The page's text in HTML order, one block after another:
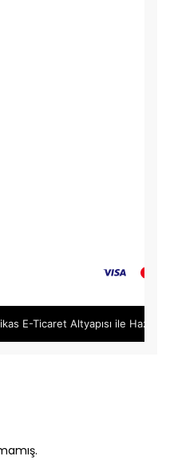
E-Ticaret Altyapısı ile